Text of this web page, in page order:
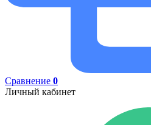
Сравнение 0
Личный кабинет